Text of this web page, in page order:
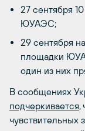
27 сентября
ЮУАЭС;
29 сентября
площадки
один из них
В сообщениях
подчеркивается,
чувствительных